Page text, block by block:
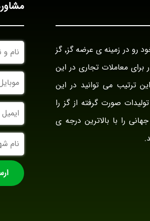
بازرگانی گز آراد در سال ۱۳۹۴ با نام بازار گز ایران فعالیت خود رو در زمینه ی عرضه گز٬ گز
برای معاملات تجاری در این
ترتیب می توانید در این
صورت گرفته از گز را
را با بالاترین درجه ی
و
نام